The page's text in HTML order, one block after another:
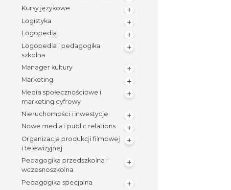
Kursy językowe
Logistyka
Logopedia
Logopedia i pedagogika
szkolna
Manager kultury
Marketing
Media społecznościowe i
marketing cyfrowy
Nieruchomości i inwestycje
Nowe media i public relations
Organizacja produkcji filmowej
i telewizyjnej
Pedagogika przedszkolna i
wczesnoszkolna
Pedagogika specjalna